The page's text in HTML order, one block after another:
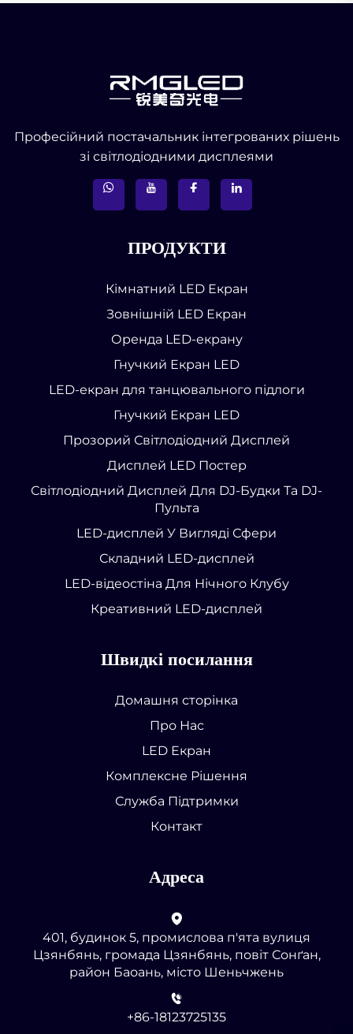
Професійний постачальник інтегрованих рішень
зі світлодіодними дисплеями
ПРОДУКТИ
Кімнатний LED Екран
Зовнішній LED Екран
Оренда LED-екрану
Гнучкий Екран LED
LED-екран для танцювального підлоги
Гнучкий Екран LED
Прозорий Світлодіодний Дисплей
Дисплей LED Постер
Світлодіодний Дисплей Для DJ-Будки Та DJ-
Пульта
LED-дисплей У Вигляді Сфери
Складний LED-дисплей
LED-відеостіна Для Нічного Клубу
Креативний LED-дисплей
Швидкі посилання
Домашня сторінка
Про Нас
LED Екран
Комплексне Рішення
Служба Підтримки
Контакт
Адреса
401, будинок 5, промислова п'ята вулиця
Цзянбянь, громада Цзянбянь, повіт Сонґан,
район Баоань, місто Шеньчжень
+86-18123725135